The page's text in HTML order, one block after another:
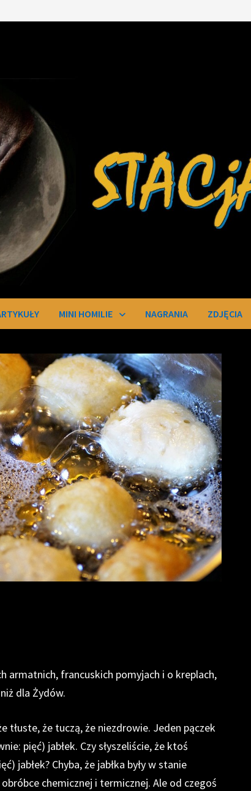
MINI HOMILIE NAGRANIA ZDJĘCIA
armatnich, francuskich pomyjach i o kreplach,
dla Żydów.
tłuste, że tuczą, że niezdrowie. Jeden pączek
pięć) jabłek. Czy słyszeliście, że ktoś
jabłek? Chyba, że jabłka były w stanie
chemicznej i termicznej. Ale od czegoś